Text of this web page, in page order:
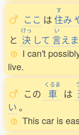
ここ は
す
住み
と
けっ
決 して
い
言え
I can't
live.
この
くるま
車 は
い。
This car is